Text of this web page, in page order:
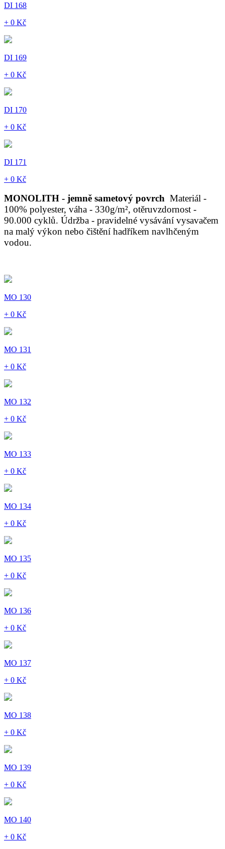
DI 168
+ 0 Kč
DI 169
+ 0 Kč
DI 170
+ 0 Kč
DI 171
+ 0 Kč
MONOLITH - jemně sametový povrch Materiál -
100% polyester, váha - 330g/m², otěruvzdornost -
90.000 cyklů. Údržba - pravidelné vysávání vysavačem
na malý výkon nebo čištění hadříkem navlhčeným
vodou.
MO 130
+ 0 Kč
MO 131
+ 0 Kč
MO 132
+ 0 Kč
MO 133
+ 0 Kč
MO 134
+ 0 Kč
MO 135
+ 0 Kč
MO 136
+ 0 Kč
MO 137
+ 0 Kč
MO 138
+ 0 Kč
MO 139
+ 0 Kč
MO 140
+ 0 Kč